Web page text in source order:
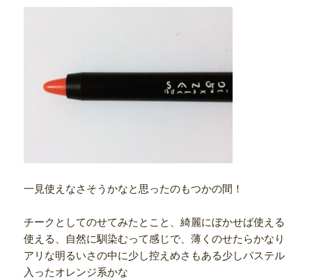
一見使えなさそうかなと思ったのもつかの間！
チークとしてのせてみたとこと、綺麗にぼかせば使える
使える、自然に馴染むって感じで、薄くのせたらかなり
アリな明るいさの中に少し控えめさもある少しパステル
入ったオレンジ系かな